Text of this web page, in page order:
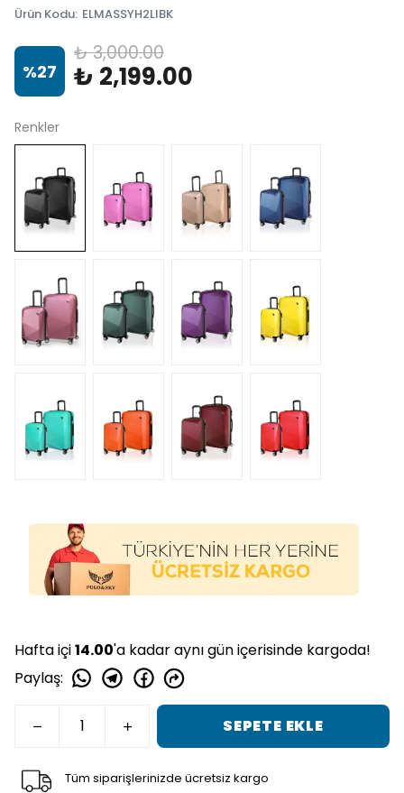
Ürün Kodu: ELMASSYH2LIBK
%27
₺ 3,000.00
₺ 2,199.00
Renkler
Hafta içi14.00'a kadar aynı gün içerisinde kargoda!
Paylaş:
SEPETE EKLE
Tüm siparişlerinizde ücretsiz kargo